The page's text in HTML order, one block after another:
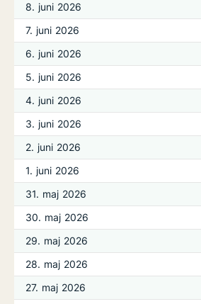
8. juni 2026
7. juni 2026
6. juni 2026
5. juni 2026
4. juni 2026
3. juni 2026
2. juni 2026
1. juni 2026
31. maj 2026
30. maj 2026
29. maj 2026
28. maj 2026
27. maj 2026